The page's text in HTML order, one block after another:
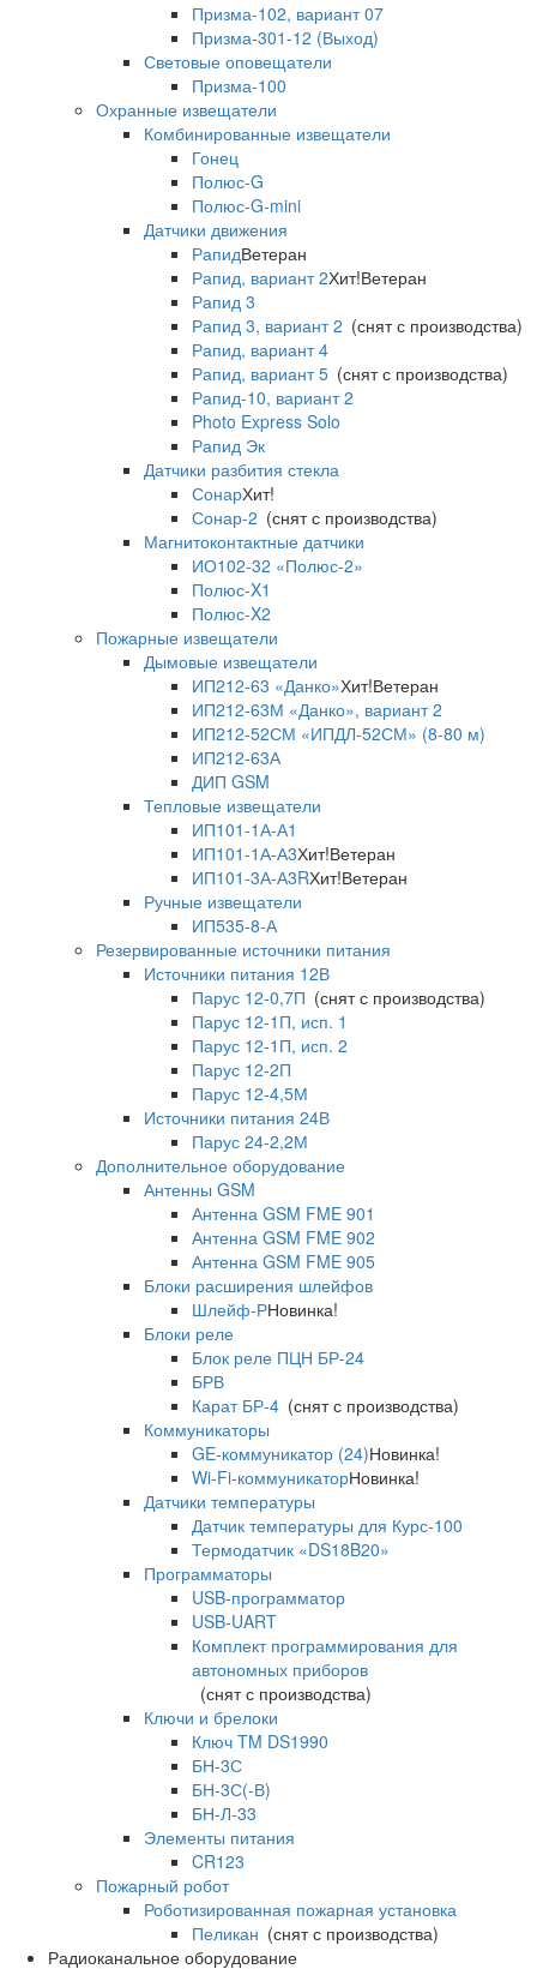
Призма-102, вариант 07
Призма-301-12 (Выход)
Световые оповещатели
Призма-100
Охранные извещатели
Комбинированные извещатели
Гонец
Полюс-G
Полюс-G-mini
Датчики движения
РапидВетеран
Рапид, вариант 2Хит!Ветеран
Рапид 3
Рапид 3, вариант 2 (снят с производства)
Рапид, вариант 4
Рапид, вариант 5 (снят с производства)
Рапид-10, вариант 2
Photo Express Solo
Рапид Эк
Датчики разбития стекла
СонарХит!
Сонар-2 (снят с производства)
Магнитоконтактные датчики
ИО102-32 «Полюс-2»
Полюс-X1
Полюс-X2
Пожарные извещатели
Дымовые извещатели
ИП212-63 «Данко»Хит!Ветеран
ИП212-63М «Данко», вариант 2
ИП212-52СМ «ИПДЛ-52СМ» (8-80 м)
ИП212-63А
ДИП GSM
Тепловые извещатели
ИП101-1А-А1
ИП101-1А-А3Хит!Ветеран
ИП101-3А-А3RХит!Ветеран
Ручные извещатели
ИП535-8-А
Резервированные источники питания
Источники питания 12В
Парус 12-0,7П (снят с производства)
Парус 12-1П, исп. 1
Парус 12-1П, исп. 2
Парус 12-2П
Парус 12-4,5М
Источники питания 24В
Парус 24-2,2М
Дополнительное оборудование
Антенны GSM
Антенна GSM FME 901
Антенна GSM FME 902
Антенна GSM FME 905
Блоки расширения шлейфов
Шлейф-РНовинка!
Блоки реле
Блок реле ПЦН БР-24
БРВ
Карат БР-4 (снят с производства)
Коммуникаторы
GE-коммуникатор (24)Новинка!
Wi-Fi-коммуникаторНовинка!
Датчики температуры
Датчик температуры для Курс-100
Термодатчик «DS18B20»
Программаторы
USB-программатор
USB-UART
Комплект программирования для
автономных приборов
(снят с производства)
Ключи и брелоки
Ключ TM DS1990
БН-3С
БН-3С(-В)
БН-Л-33
Элементы питания
CR123
Пожарный робот
Роботизированная пожарная установка
Пеликан (снят с производства)
Радиоканальное оборудование